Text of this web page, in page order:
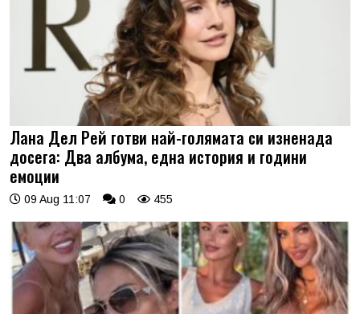
Лана Дел Рей готви най-голямата си изненада
досега: Два албума, една история и години
емоции
09 Aug 11:07 0 455